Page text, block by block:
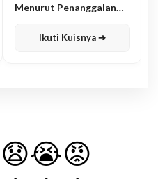
Menurut Penanggalan
Ikuti Kuisnya ➔
😧😭😡